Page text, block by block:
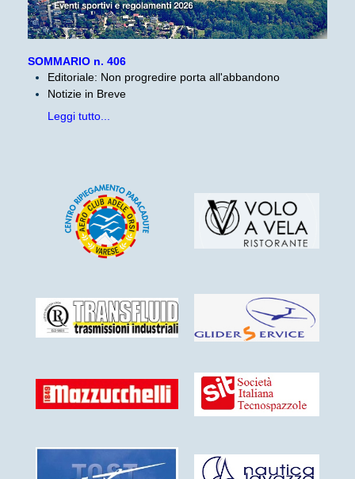
SOMMARIO n. 406
Editoriale: Non progredire porta all'abbandono
Notizie in Breve
Leggi tutto...